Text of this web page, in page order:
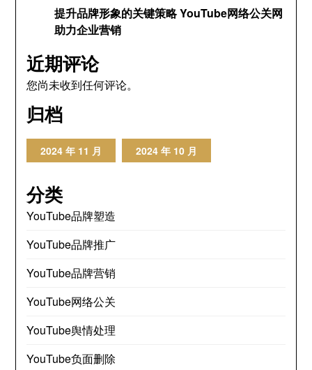
提升品牌形象的关键策略 YouTube网络公关网
助力企业营销
近期评论
您尚未收到任何评论。
归档
2024 年 11 月 2024 年 10 月
分类
YouTube品牌塑造
YouTube品牌推广
YouTube品牌营销
YouTube网络公关
YouTube舆情处理
YouTube负面删除